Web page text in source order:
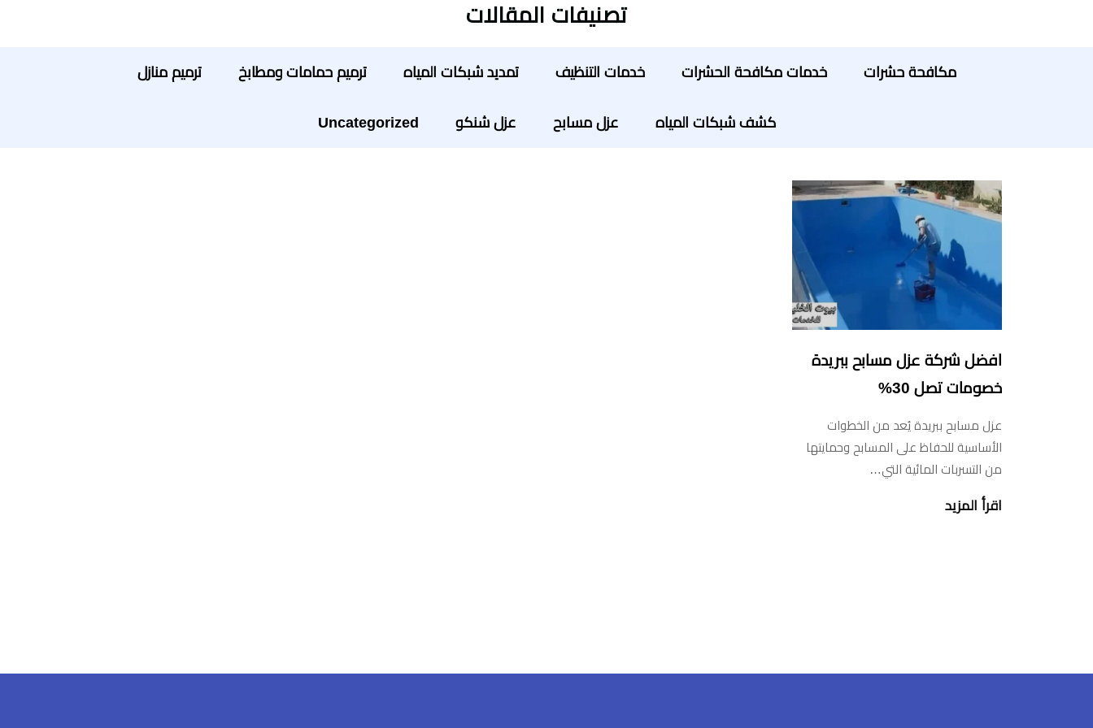
تصنيفات المقالات
مكافحة حشرات خدمات مكافحة الحشرات خدمات التنظيف تمديد شبكات المياه ترميم حمامات ومطابخ ترميم منازل
كشف شبكات المياه عزل مسابح عزل شنكو Uncategorized
افضل شركة عزل مسابح ببريدة
خصومات تصل 30%
عزل مسابح ببريدة يُعد من الخطوات
الأساسية للحفاظ على المسابح وحمايتها
من التسربات المائية التي…
اقرأ المزيد